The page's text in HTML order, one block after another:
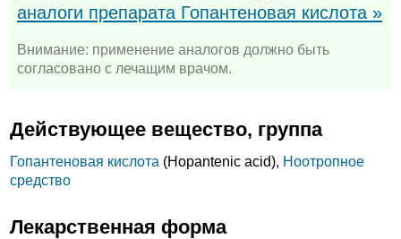
аналоги препарата Гопантеновая кислота »
Внимание: применение аналогов должно быть
согласовано с лечащим врачом.
Действующее вещество, группа
Гопантеновая кислота (Hopantenic acid), Ноотропное
средство
Лекарственная форма